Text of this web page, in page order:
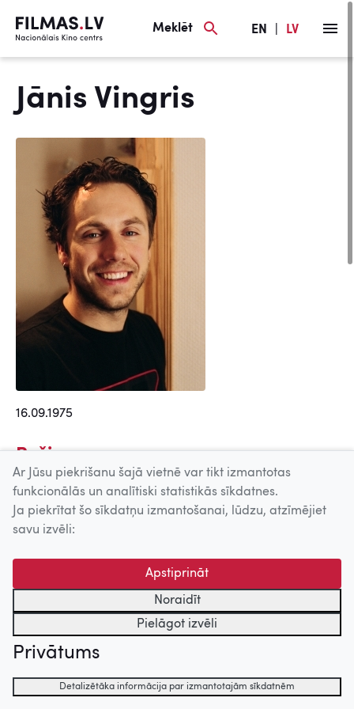
Meklēt EN LV
Jānis Vingris
16.09.1975
Režisors
Pēdējais Lāčplēsis (2010)
Aleksandrs (2006)
Baltais zvērs (2004)
Jumtu cilvēks (2003)
Dzīvesstāsts (2001)
Slikta vieta (2001)
Ar Jūsu piekrišanu šajā vietnē var tikt izmantotas
funkcionālās un analītiski statistikās sīkdatnes.
Ja piekrītat šo sīkdatņu izmantošanai, lūdzu, atzīmējiet
savu izvēli:
Apstiprināt
Noraidīt
Pielāgot izvēli
Privātums
Detalizētāka informācija par izmantotajām sīkdatnēm